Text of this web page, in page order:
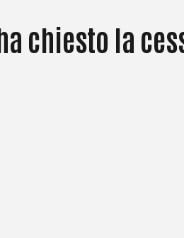
chiesto la